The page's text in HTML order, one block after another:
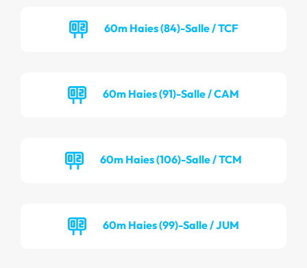
60m Haies (84)-Salle / TCF
60m Haies (91)-Salle / CAM
60m Haies (106)-Salle / TCM
60m Haies (99)-Salle / JUM